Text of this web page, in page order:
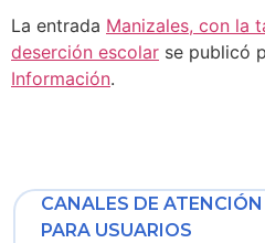
La entrada Manizales, con la
deserción escolar se publicó
Información.
CANALES DE ATENCIÓN
PARA USUARIOS